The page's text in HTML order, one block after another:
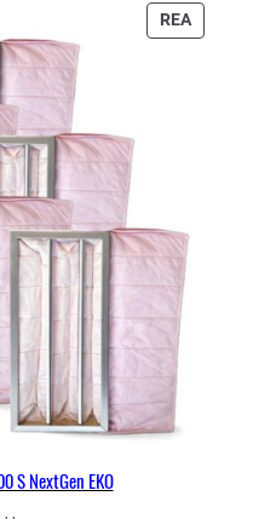
REA
PÅ
S NextGen EKO